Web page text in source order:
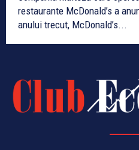
restaurante McDonald’s a
anului trecut, McDonald’s...